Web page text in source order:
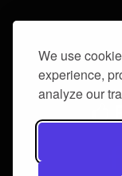
We use
experience,
analyze our